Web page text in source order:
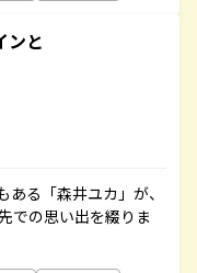
ンと
る「森井ユカ」が、
での思い出を綴りま